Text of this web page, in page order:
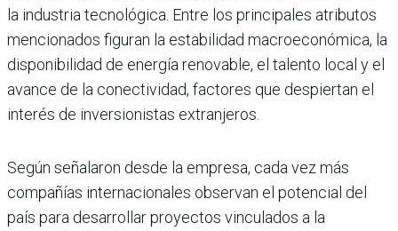
la industria tecnológica. Entre los principales atributos
mencionados figuran la estabilidad macroeconómica, la
disponibilidad de energía renovable, el talento local y el
avance de la conectividad, factores que despiertan el
interés de inversionistas extranjeros.
Según señalaron desde la empresa, cada vez más
compañías internacionales observan el potencial del
país para desarrollar proyectos vinculados a la